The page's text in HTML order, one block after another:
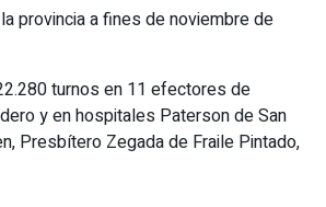
provincia a fines de noviembre de
turnos en 11 efectores de
y en hospitales Paterson de San
Presbítero Zegada de Fraile Pintado,